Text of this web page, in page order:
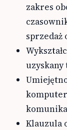
zakres
sprzedaż
uzyskany
Klauzula